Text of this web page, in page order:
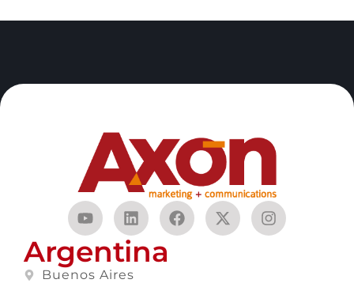
Argentina
Buenos Aires